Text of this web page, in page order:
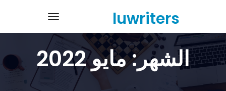
content
luwriters
الشهر:مايو 2022